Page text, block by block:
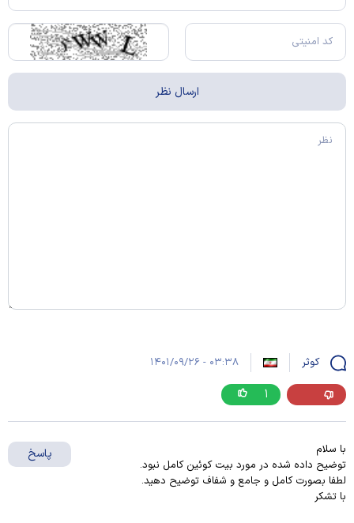
کوثر ۰۳:۳۸ - ۱۴۰۱/۰۹/۲۶
۱
با سلام
توضیح داده شده در مورد بیت کوئین کامل نبود.
لطفا بصورت کامل و جامع و شفاف توضیح دهید.
با تشکر
پاسخ